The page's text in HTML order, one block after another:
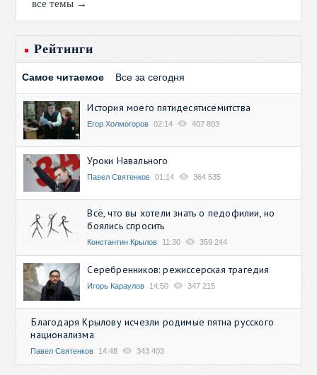
все темы →
Рейтинги
Самое читаемое Все за сегодня
История моего пятидесятисемитства
Егор Холмогоров 02:14 407 803
Уроки Навального
Павел Святенков 01:14 364 535
Всё, что вы хотели знать о педофилии, но
боялись спросить
Константин Крылов 11:30 359 244
Серебренников: режиссерская трагедия
Игорь Караулов 14:50 347 215
Благодаря Крылову исчезли родимые пятна русского
национализма
Павел Святенков 14:48 343 403